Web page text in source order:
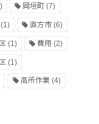
岡垣町 (7)
(1) 直方市 (6)
(1) 費用 (2)
(1)
高所作業(4)